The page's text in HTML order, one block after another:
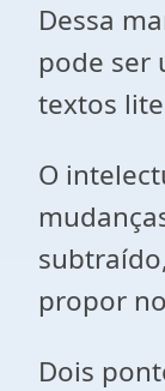
Dessa
pode ser
textos
O
propor
Dois